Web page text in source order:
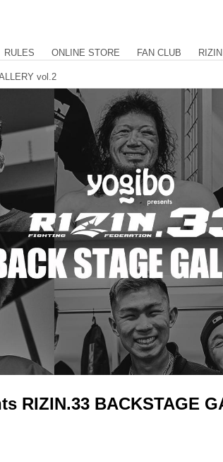
RULES ONLINE STORE FAN CLUB
vol.2
RIZIN.33 BACKSTAGE